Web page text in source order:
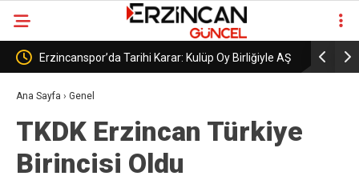
AŞ Erzincanspor’un Geleceği 5 Temmuz’da
Şekillenecek
Ana Sayfa › Genel
TKDK Erzincan Türkiye
Birincisi Oldu